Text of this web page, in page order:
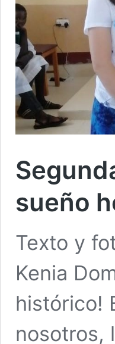
sueño
Texto y
Kenia
histórico!
nosotros,